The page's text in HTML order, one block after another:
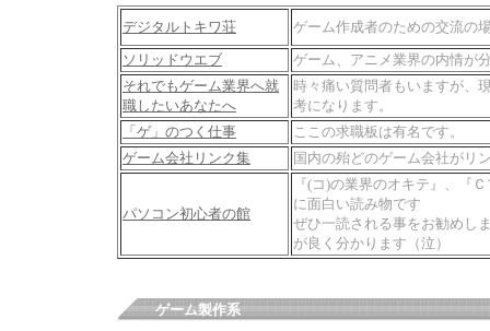
デジタルトキワ荘
ゲーム作成者のための交流の
ソリッドウエブ
ゲーム、アニメ業界の内情が
それでもゲーム業界へ就
職したいあなたへ
時々痛い質問者もいますが、
考になります。
「ゲ」のつく仕事
ここの求職板は有名です。
ゲーム会社リンク集
国内の殆どのゲーム会社がリ
パソコン初心者の館
『(コ)の業界のオキテ』、『
に面白い読み物です
ぜひ一読される事をお勧めし
が良く分かります（泣）
ゲーム製作系